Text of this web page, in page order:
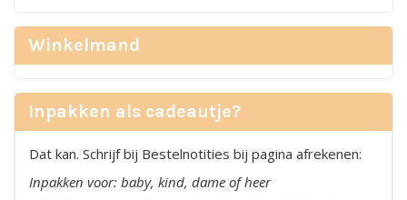
Winkelmand
Inpakken als cadeautje?
Dat kan. Schrijf bij Bestelnotities bij pagina afrekenen:
Inpakken voor: baby, kind, dame of heer